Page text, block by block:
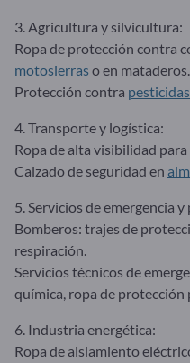
3. Agricultura y silvicultura:
Ropa de protección contra
motosierraso en mataderos.
Protección contra pesticidas
4. Transporte y logística:
Ropa de alta visibilidad
Calzado de seguridad en
5. Servicios de emergencia
Bomberos: trajes de
respiración.
Servicios técnicos de
química, ropa de
6. Industria energética:
Ropa de aislamiento